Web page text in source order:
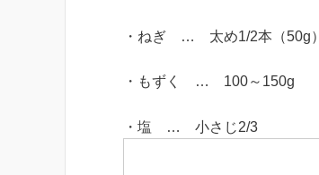
・ねぎ … 太め1/2本（50g）
・もずく … 100～150g
・塩 … 小さじ2/3